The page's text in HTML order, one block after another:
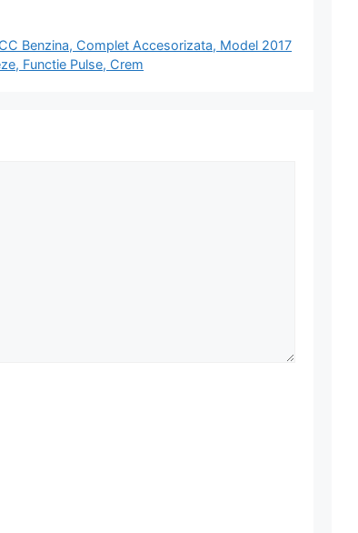
Benzina, Complet Accesorizata, Model 2017
Functie Pulse, Crem